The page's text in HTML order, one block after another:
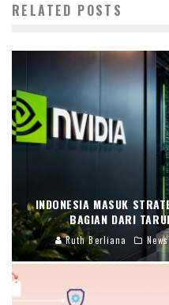
RELATED POSTS
INDONESIA MASUK
BAGIAN DARI
Ruth Berliana